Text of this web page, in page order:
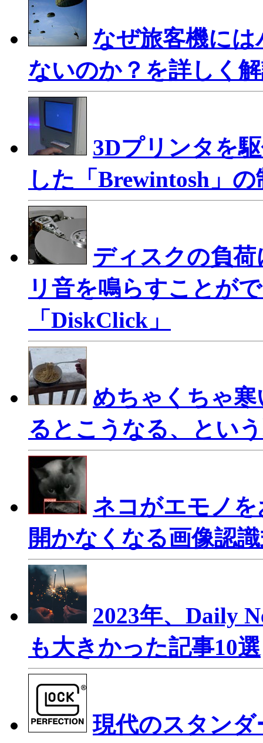
なぜ旅客機に
ないのか？を詳しく
3Dプリンタを
した「Brewintosh」
ディスクの負
リ音を鳴らすことが
「DiskClick」
めちゃくちゃ
るとこうなる、とい
ネコがエモノ
開かなくなる画像認
2023年、Daily
も大きかった記事10選
現代のスタン